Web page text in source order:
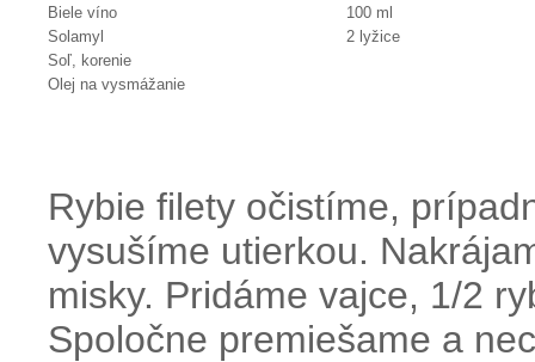
Biele víno
100 ml
Solamyl
2 lyžice
Soľ, korenie
Olej na vysmážanie
Rybie filety očistíme,
vysušíme utierkou.
misky. Pridáme vajce, 1/2
Spoločne premiešame a